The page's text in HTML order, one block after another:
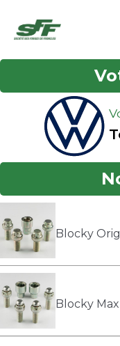
Blocky
Blocky Max